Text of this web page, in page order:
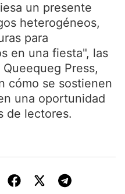
un presente
heterogéneos,
para
en una fiesta", las
Press,
cómo se sostienen
una oportunidad
de lectores.